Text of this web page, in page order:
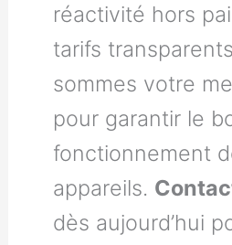
réactivité hors
tarifs
sommes votre
pour garantir le
fonctionnement
appareils.
dès aujourd’hui